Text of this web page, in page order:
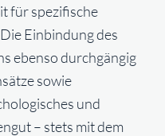
für spezifische
Einbindung des
ebenso durchgängig
sowie
und
– stets mit dem